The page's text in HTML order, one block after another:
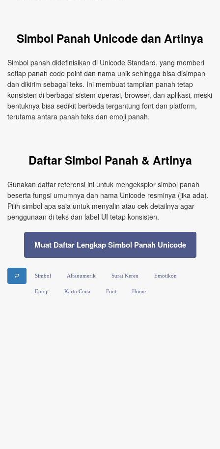
Simbol Panah Unicode dan Artinya
Simbol panah didefinisikan di Unicode Standard, yang memberi
setiap panah code point dan nama unik sehingga bisa disimpan
dan dikirim sebagai teks. Ini membuat tampilan panah tetap
konsisten di berbagai sistem operasi, browser, dan aplikasi, meski
bentuknya bisa sedikit berbeda tergantung font dan platform,
terutama antara panah teks dan emoji panah.
Daftar Simbol Panah & Artinya
Gunakan daftar referensi ini untuk mengeksplor simbol panah
beserta fungsi umumnya dan nama Unicode resminya (jika ada).
Pilih simbol apa saja untuk menyalin atau cek detailnya agar
penggunaan di teks dan label UI tetap konsisten.
Muat Daftar Lengkap Simbol Panah Unicode
⇄ Simbol Alfanumerik Surat Keren Emotikon
Emoji Kartu Cinta Font Home